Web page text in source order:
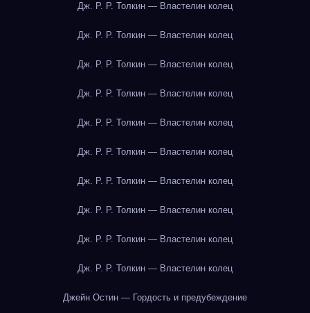
Дж. Р. Р. Толкин — Властелин колец
Дж. Р. Р. Толкин — Властелин колец
Дж. Р. Р. Толкин — Властелин колец
Дж. Р. Р. Толкин — Властелин колец
Дж. Р. Р. Толкин — Властелин колец
Дж. Р. Р. Толкин — Властелин колец
Дж. Р. Р. Толкин — Властелин колец
Дж. Р. Р. Толкин — Властелин колец
Дж. Р. Р. Толкин — Властелин колец
Дж. Р. Р. Толкин — Властелин колец
Джейн Остин — Гордость и предубеждение